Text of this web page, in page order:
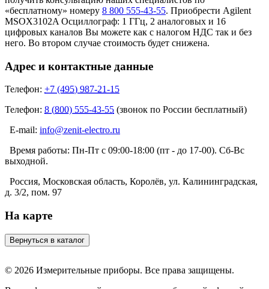
«бесплатному» номеру 8 800 555-43-55. Приобрести Agilent
MSOX3102A Осциллограф: 1 ГГц, 2 аналоговых и 16
цифровых каналов Вы можете как с налогом НДС так и без
него. Во втором случае стоимость будет снижена.
Адрес и контактные данные
Телефон: +7 (495) 987-21-15
Телефон: 8 (800) 555-43-55 (звонок по России бесплатный)
E-mail: info@zenit-electro.ru
Время работы: Пн-Пт с 09:00-18:00 (пт - до 17-00). Сб-Вс
выходной.
Россия, Московская область, Королёв, ул. Калининградская,
д. 3/2, пом. 97
На карте
© 2026 Измерительные приборы. Все права защищены.